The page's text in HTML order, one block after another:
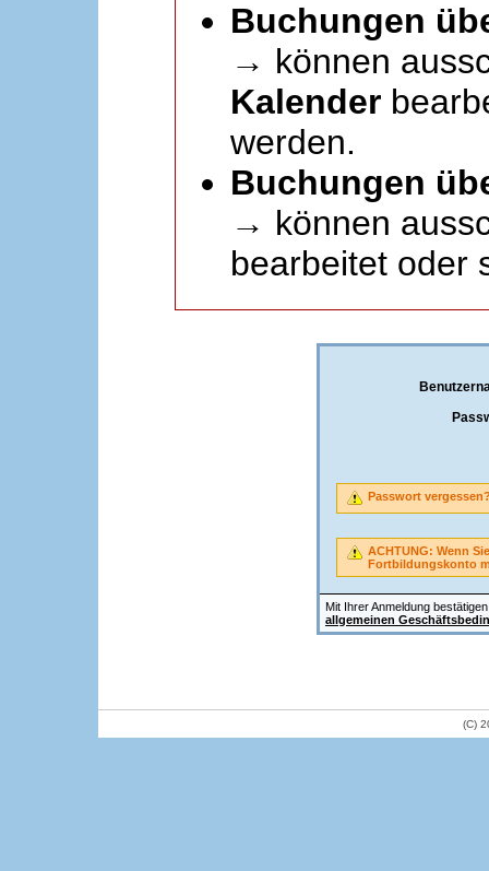
Buchungen
→ können
Kalender
werden.
Buchungen
→ können
bearbeitet oder
Mit Ihrer Anmeldung
allgemeinen
Passwort
ACHTUNG: Wenn
Fortbildungskonto
(C)